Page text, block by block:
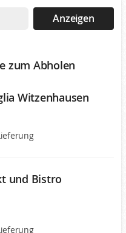
Anzeigen
zum Abholen
Witzenhausen
und Bistro